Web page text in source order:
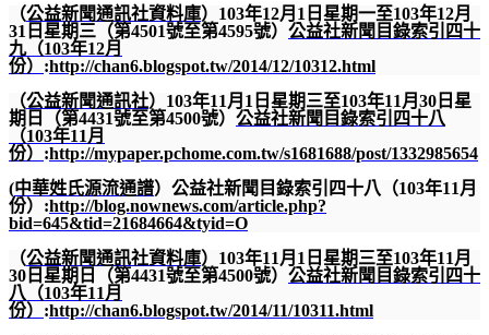
（公益新聞通訊社資料庫） 103年12月 1 日星期一至103年12月
31 日星期三（第4501號至第4595號） 公益社新聞目錄索引四十
九（103年12月
份） :http://chan6.blogspot.tw/2014/12/10312.html
（公益新聞通訊社） 103年11 月 1 日星期三至103年11 月 30 日星
期日（第4431號至第4500號） 公益社新聞目錄索引四十八
（103年11 月
份） :http://mypaper.pchome.com.tw/s1681688/post/1332985654
(中華姓氏源流通譜）公益社新聞目錄索引四十八（103年11 月
份） :http://blog.nownews.com/article.php?
bid=645&tid=21684664&tyid=O
（公益新聞通訊社資料庫） 103年11 月 1 日星期三至103年11 月
30 日星期日（第4431號至第4500號） 公益社新聞目錄索引四十
八（103年11 月
份） :http://chan6.blogspot.tw/2014/11/10311.html